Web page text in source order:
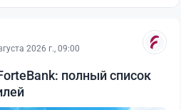
2026 г., 09:00
полный список